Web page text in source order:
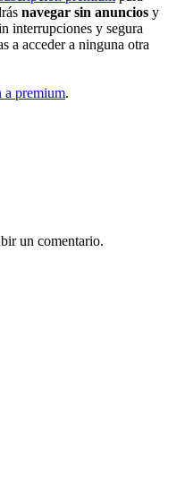
navegar sin anuncios y
interrupciones y segura
a acceder a ninguna otra
a premium.
un comentario.